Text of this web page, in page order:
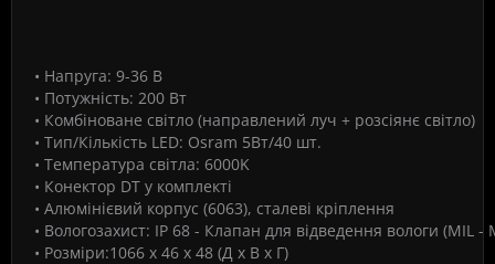
• Напруга: 9-36 В
• Потужність: 200 Вт
• Комбіноване світло (направлений луч + розсіянє світло)
• Тип/Кількість LED: Osram 5Вт/40 шт.
• Температура світла: 6000K
• Конектор DT у комплекті
• Алюмінієвий корпус (6063), сталеві кріплення
• Вологозахист: IP 68 - Клапан для відведення вологи (MIL
• Розміри:1066 х 46 х 48 (Д х В х Г)